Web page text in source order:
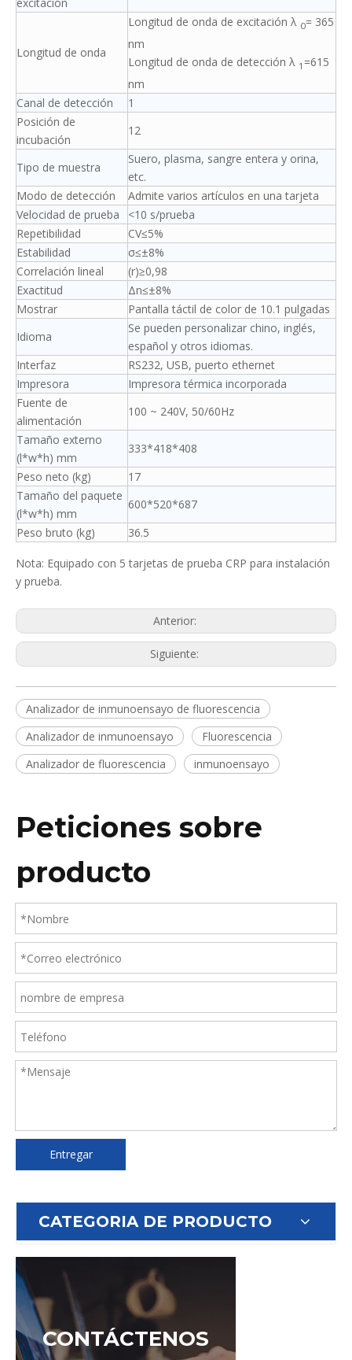
excitación
Longitud de onda
Longitud de onda de excitación λ 0= 365
nm
Longitud de onda de detección λ 1 =615
nm
Canal de detección
1
Posición de
incubación
12
Tipo de muestra
Suero, plasma, sangre entera y orina,
etc.
Modo de detección
Admite varios artículos en una tarjeta
Velocidad de prueba
<10 s/prueba
Repetibilidad
CV≤5%
Estabilidad
σ≤±8%
Correlación lineal
(r)≥0,98
Exactitud
Δn≤±8%
Mostrar
Pantalla táctil de color de 10.1 pulgadas
Idioma
Se pueden personalizar chino, inglés,
español y otros idiomas.
Interfaz
RS232, USB, puerto ethernet
Impresora
Impresora térmica incorporada
Fuente de
alimentación
100 ~ 240V, 50/60Hz
Tamaño externo
(l*w*h) mm
333*418*408
Peso neto (kg)
17
Tamaño del paquete
(l*w*h) mm
600*520*687
Peso bruto (kg)
36.5
Nota: Equipado con 5 tarjetas de prueba CRP para instalación
y prueba.
Anterior:
Siguiente:
Analizador de inmunoensayo de fluorescencia
Analizador de inmunoensayo
Fluorescencia
Analizador de fluorescencia
inmunoensayo
Peticiones sobre
producto
Entregar
CATEGORIA DE PRODUCTO
CONTÁCTENOS